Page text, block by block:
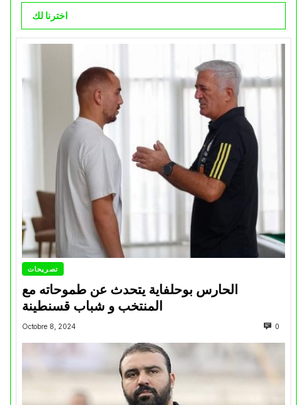
اخترنا لك
تصريحات
الحارس بوحلفاية يتحدث عن طموحاته مع
المنتخب و شباب قسنطينة
Octobre 8, 2024 0